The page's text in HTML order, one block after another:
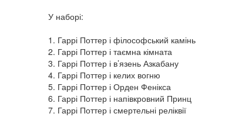
У наборі:
1. Гаррі Поттер і філософський камінь
2. Гаррі Поттер і таємна кімната
3. Гаррі Поттер і в’язень Азкабану
4. Гаррі Поттер і келих вогню
5. Гаррі Поттер і Орден Фенікса
6. Гаррі Поттер і напівкровний Принц
7. Гаррі Поттер і смертельні реліквії